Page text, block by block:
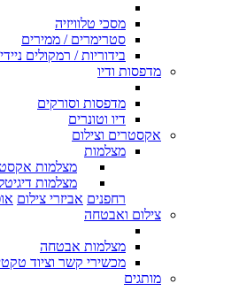
מסכי טלוויזיה
סטרימרים / ממירים
בידוריות / רמקולים
מדפסות ודיו
מדפסות וסורקים
דיו וטונרים
אקסטרים וצילום
מצלמות
מצלמות
מצלמות
רחפנים אביזרי צילום
צילום ואבטחה
מצלמות אבטחה
מכשירי קשר וציוד
מותגים